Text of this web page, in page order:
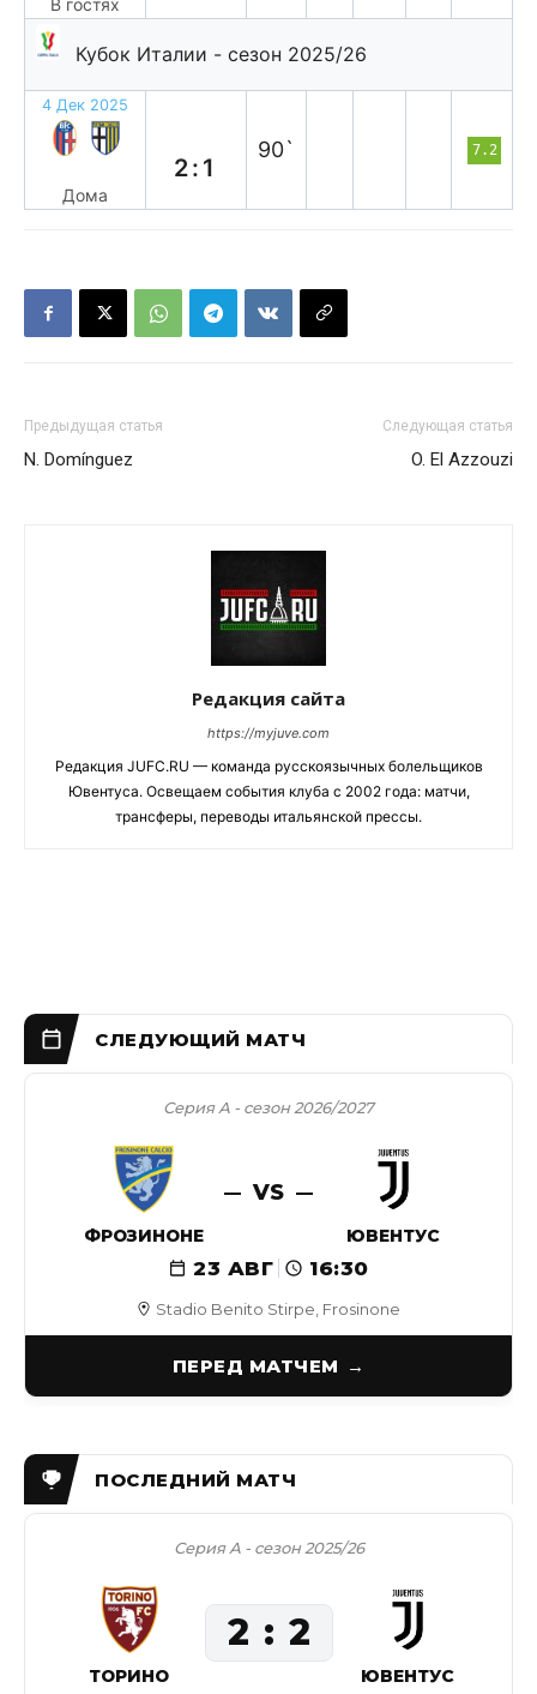
В гостях
Кубок Италии - сезон 2025/26
4 Дек 2025
Дома
2:1
90` 7.2
Предыдущая статья
N. Domínguez
Следующая статья
O. El Azzouzi
Редакция сайта
https://myjuve.com
Редакция JUFC.RU — команда русскоязычных болельщиков
Ювентуса. Освещаем события клуба с 2002 года: матчи,
трансферы, переводы итальянской прессы.
Stadio Benito Stirpe, Frosinone
Серия А - сезон 2026/2027
ФРОЗИНОНЕ
VS
ЮВЕНТУС
23 АВГ 16:30
ПЕРЕД МАТЧЕМ
Серия А - сезон 2025/26
ТОРИНО
2 2
ЮВЕНТУС